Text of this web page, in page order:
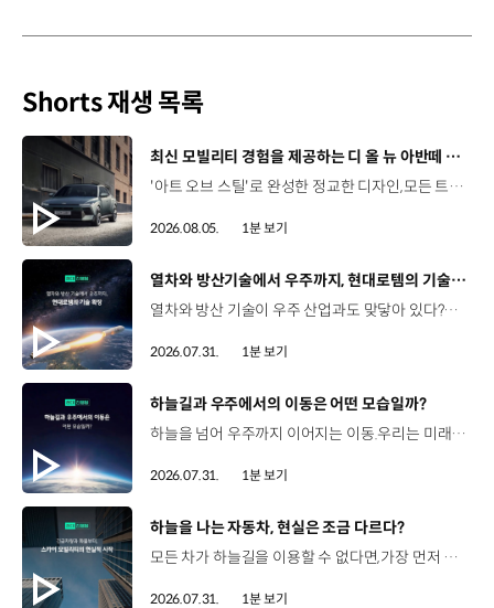
Shorts 재생 목록
[동영상]
최신 모빌리티 경험을 제공하는 디 올 뉴 아반떼 계약 개시
'아트 오브 스틸'로 완성한 정교한 디자인,모든 트림에 적용된 플레오스 커넥트와 최신 안전·편의 사양까지. 차급 이상의 가치를 담은디 올 뉴 아반떼가 계약을 시작했습니다. #현대자동차 #디올뉴아반떼 #아반떼 #플레오스커넥트 #GleoAI #준중형세단 #세단
2026.08.05. 1분 보기
[동영상]
열차와 방산기술에서 우주까지, 현대로템의 기술 확장
열차와 방산 기술이 우주 산업과도 맞닿아 있다?항공 우주 분야에도 발을 담고 있는 현대로템 현대진행형 팟캐스트 EP.20에서 확인하세요.📻 #현대자동차그룹 #현대진행형 #모빌리티팟캐스트 #현대로템 #하늘길 #스카이모빌리티 #우주 #우주항공 #자율주행 #모빌리티
2026.07.31. 1분 보기
[동영상]
하늘길과 우주에서의 이동은 어떤 모습일까?
하늘을 넘어 우주까지 이어지는 이동.우리는 미래 모빌리티를 어떤 모습으로 상상해볼 수 있을까요? 현대진행형 팟캐스트 EP.20에서 확인하세요.📻 #현대자동차그룹 #현대진행형 #모빌리티팟캐스트 #하늘길 #스카이모빌리티 #우주 #우주항공 #자율주행 #모빌리티
2026.07.31. 1분 보기
[동영상]
하늘을 나는 자동차, 현실은 조금 다르다?
모든 차가 하늘길을 이용할 수 없다면,가장 먼저 하늘을 달리게 될 모빌리티는 무엇일까요? 현대진행형 팟캐스트 EP.20에서 확인하세요.📻 #현대자동차그룹 #현대진행형 #모빌리티팟캐스트 #하늘길 #스카이모빌리티 #우주 #우주항공 #자율주행 #모빌리티
2026.07.31. 1분 보기